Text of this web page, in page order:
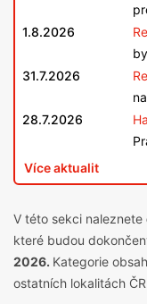
1.8.2026
31.7.2026
28.7.2026
Více aktualit
V této sekci naleznete
které budou
2026. Kategorie
ostatních lokalitách